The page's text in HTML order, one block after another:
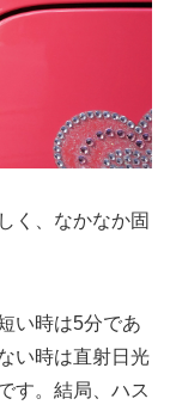
く、なかなか固
い時は5分であ
い時は直射日光
す。結局、ハス